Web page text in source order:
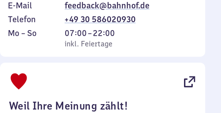
E-Mail
feedback@bahnhof.de
Telefon
+49 30 586020930
Montag
Mo – So,
inkl. Feiertage
07:00–22:00
Von
7
inkl. Feiertage
Weil Ihre Meinung zählt!